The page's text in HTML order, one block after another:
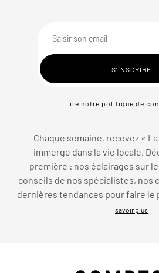
Lire notre politique de
Chaque semaine, recevez «
immerge dans la vie locale.
première : nos éclairages sur
conseils de nos spécialistes, nos
dernières tendances pour faire le
savoir plus